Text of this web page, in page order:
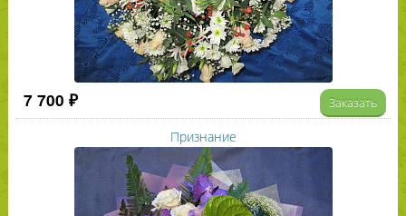
7 700 ₽ Заказать
Признание